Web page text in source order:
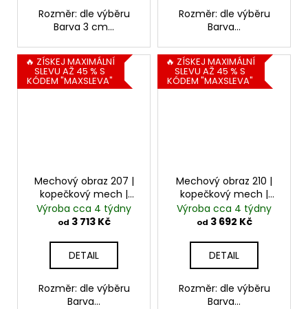
Rozměr: dle výběru
Barva 3 cm...
Rozměr: dle výběru
Barva...
🔥 ZÍSKEJ MAXIMÁLNÍ
SLEVU AŽ 45 % S
KÓDEM "MAXSLEVA"
Mechový obraz 207 |
kopečkový mech |
světle zelená
premium + středně
Výroba cca 4 týdny
od 3 713 Kč
DETAIL
Rozměr: dle výběru
Barva...
🔥 ZÍSKEJ MAXIMÁLNÍ
SLEVU AŽ 45 % S
KÓDEM "MAXSLEVA"
Mechový obraz 210 |
kopečkový mech |
světle zelená
Výroba cca 4 týdny
od 3 692 Kč
DETAIL
Rozměr: dle výběru
Barva...